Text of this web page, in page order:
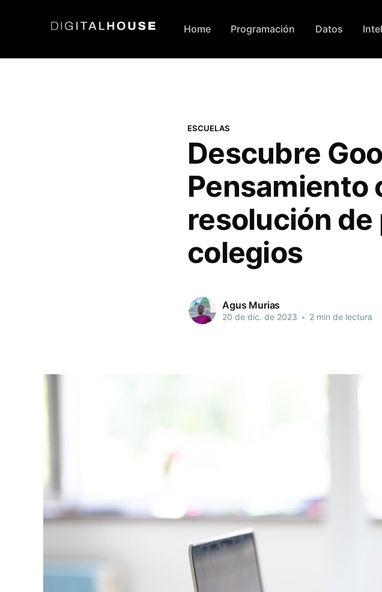
Home Programación Datos
ESCUELAS
Descubre
Pensamiento
resolución de
colegios
Agus Murias
20 de dic. de 2023 • 2 min de lectura